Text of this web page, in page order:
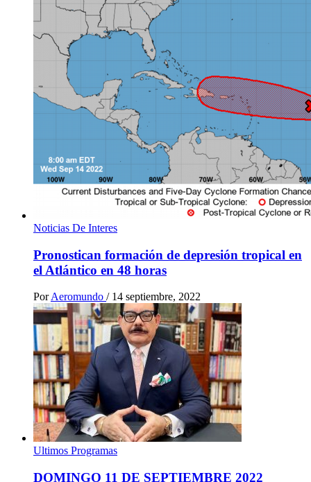
Noticias De Interes
Pronostican formación de depresión tropical en
el Atlántico en 48 horas
PorAeromundo / 14 septiembre, 2022
Ultimos Programas
DOMINGO 11 DE SEPTIEMBRE 2022